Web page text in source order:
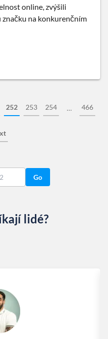
online, zvýšili
na konkurenčním
252 253 254 … 466
Go
lidé?